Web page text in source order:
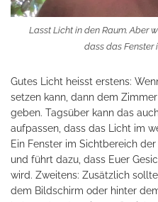
Lasst Licht in den Raum. Aber
dass das Fenster
Gutes Licht heisst erstens:
setzen kann, dann dem
geben. Tagsüber kann das
aufpassen, dass das Licht im
Ein Fenster im Sichtbereich
und führt dazu, dass Euer
wird. Zweitens: Zusätzlich
dem Bildschirm oder hinter